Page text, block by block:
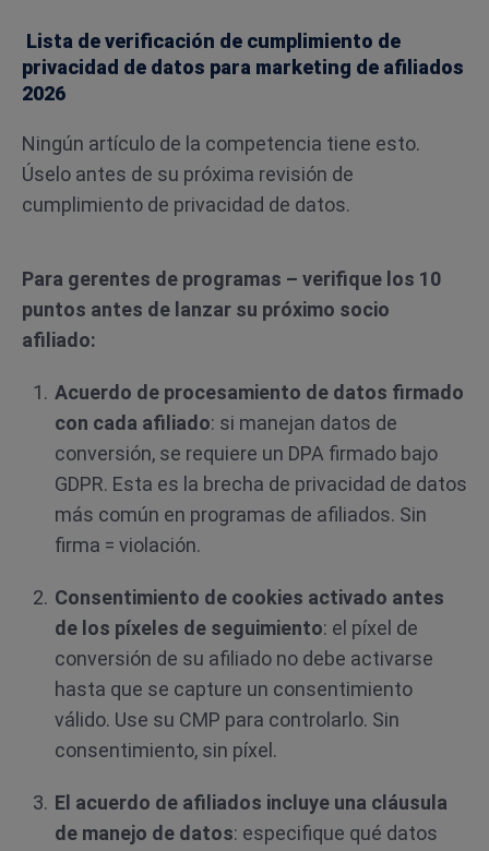
Lista de verificación de cumplimiento de
privacidad de datos para marketing de afiliados
2026
Ningún artículo de la competencia tiene esto.
Úselo antes de su próxima revisión de
cumplimiento de privacidad de datos.
Para gerentes de programas – verifique los 10
puntos antes de lanzar su próximo socio
afiliado:
Acuerdo de procesamiento de datos firmado
con cada afiliado: si manejan datos de
conversión, se requiere un DPA firmado bajo
GDPR. Esta es la brecha de privacidad de datos
más común en programas de afiliados. Sin
firma = violación.
Consentimiento de cookies activado antes
de los píxeles de seguimiento: el píxel de
conversión de su afiliado no debe activarse
hasta que se capture un consentimiento
válido. Use su CMP para controlarlo. Sin
consentimiento, sin píxel.
El acuerdo de afiliados incluye una cláusula
de manejo de datos: especifique qué datos